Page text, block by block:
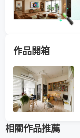
作品開箱
相關作品推薦